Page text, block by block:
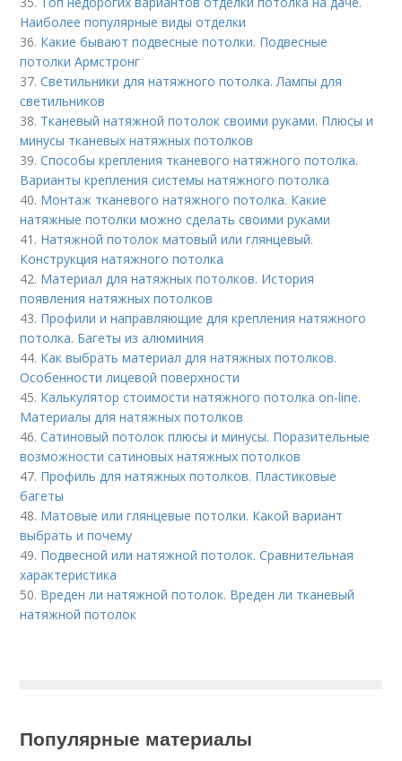
Наиболее популярные виды отделки
36. Какие бывают подвесные потолки. Подвесные
потолки Армстронг
37.Светильники для натяжного потолка. Лампы для
светильников
38. Тканевый натяжной потолок своими руками. Плюсы и
минусы тканевых натяжных потолков
39.Способы крепления тканевого натяжного потолка.
Варианты крепления системы натяжного потолка
40. Монтаж тканевого натяжного потолка. Какие
натяжные потолки можно сделать своими руками
41. Натяжной потолок матовый или глянцевый.
Конструкция натяжного потолка
42. Материал для натяжных потолков. История
появления натяжных потолков
43. Профили и направляющие для крепления натяжного
потолка. Багеты из алюминия
44. Как выбрать материал для натяжных потолков.
Особенности лицевой поверхности
45. Калькулятор стоимости натяжного потолка on-line.
Материалы для натяжных потолков
46.Сатиновый потолок плюсы и минусы. Поразительные
возможности сатиновых натяжных потолков
47. Профиль для натяжных потолков. Пластиковые
багеты
48. Матовые или глянцевые потолки. Какой вариант
выбрать и почему
49. Подвесной или натяжной потолок. Сравнительная
характеристика
50. Вреден ли натяжной потолок. Вреден ли тканевый
натяжной потолок
Популярные материалы